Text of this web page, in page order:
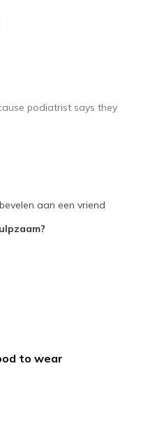
to width
for Wearing
podiatrist says they
for Wearing
aan een vriend
to wear